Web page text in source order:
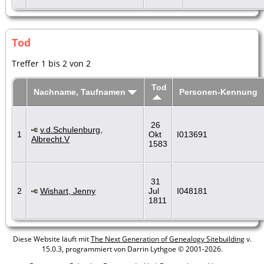
Tod
Treffer 1 bis 2 von 2
Nachname, Taufnamen Tod Personen-Kennung
1
v.d.Schulenburg,
Albrecht.V
26
Okt
1583
I013691
2 Wishart, Jenny
31
Jul
1811
I048181
Diese Website läuft mitThe Next Generation of Genealogy Sitebuildingv.
15.0.3, programmiert von Darrin Lythgoe © 2001-2026.